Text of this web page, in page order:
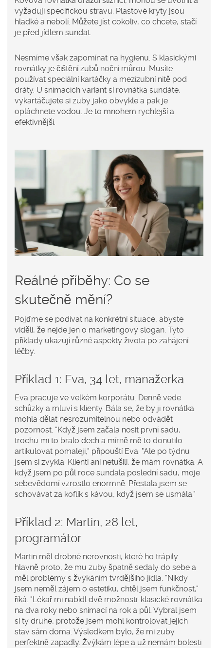
vyžadují specifickou stravu. Plastové kryty jsou
hladké a nebolí. Můžete jíst cokoliv, co chcete, stačí
je před jídlem sundat.
Nesmíme však zapomínat na hygienu. S klasickými
rovnátky je čištění zubů noční můrou. Musíte
používat speciální kartáčky a mezizubní nitě pod
dráty. U snímacích variant si rovnátka sundáte,
vykartáčujete si zuby jako obvykle a pak je
opláchnete vodou. Je to mnohem rychlejší a
efektivnější.
Reálné příběhy: Co se
skutečně mění?
Pojďme se podívat na konkrétní situace, abyste
viděli, že nejde jen o marketingový slogan. Tyto
příklady ukazují různé aspekty života po zahájení
léčby.
Příklad 1: Eva, 34 let, manažerka
Eva pracuje ve velkém korporátu. Denně vede
schůzky a mluví s klienty. Bála se, že by ji rovnátka
mohla dělat nesrozumitelnou nebo odvádět
pozornost. "Když jsem začala nosit první sadu,
trochu mi to bralo dech a mírně mě to donutilo
artikulovat pomaleji," připouští Eva. "Ale po týdnu
jsem si zvykla. Klienti ani netušili, že mám rovnátka. A
když jsem po půl roce sundala poslední sadu, moje
sebevědomí vzrostlo enormně. Přestala jsem se
schovávat za koflík s kávou, když jsem se usmála."
Příklad 2: Martin, 28 let,
programátor
Martin měl drobné nerovnosti, které ho trápily
hlavně proto, že mu zuby špatně sedaly do sebe a
měl problémy s žvýkáním tvrdějšího jídla. "Nikdy
jsem neměl zájem o estetiku, chtěl jsem funkčnost,"
říká. "Lékař mi nabídl dvě možnosti: klasické rovnátka
na dva roky nebo snímací na rok a půl. Vybral jsem
si ty druhé, protože jsem mohl kontrolovat jejich
stav sám doma. Výsledkem bylo, že mi zuby
perfektně zapadly. Žvýkám lépe a už nemám bolesti